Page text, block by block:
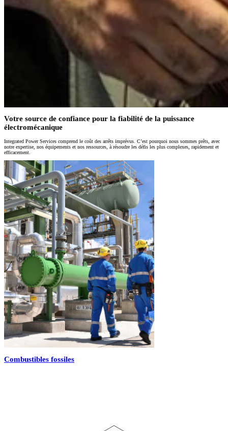
Votre source de confiance pour la fiabilité de la puissance
électromécanique
Integrated Power Services comprend le coût des arrêts imprévus. C’est pourquoi nous sommes prêts, avec
notre expertise, nos équipements et nos ressources, à résoudre les défis les plus complexes, rapidement et
efficacement.
Combustibles fossiles